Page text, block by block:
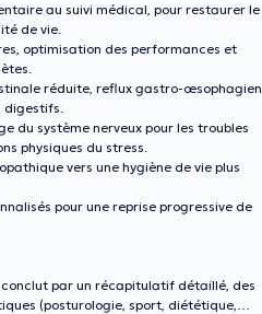
au suivi médical, pour restaurer le
de vie.
optimisation des performances et
réduite, reflux gastro-œsophagien
digestifs.
du système nerveux pour les troubles
physiques du stress.
vers une hygiène de vie plus
pour une reprise progressive de
par un récapitulatif détaillé, des
(posturologie, sport, diététique,